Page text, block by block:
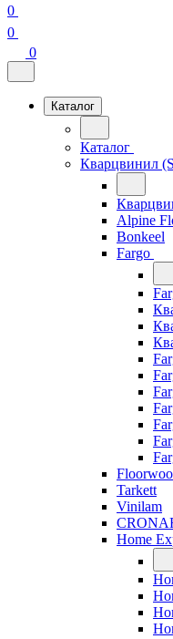
0
0
0
Каталог
Каталог
Кварцвинил
Alpine
Bonkeel
Fargo
Tarkett
Vinilam
Home